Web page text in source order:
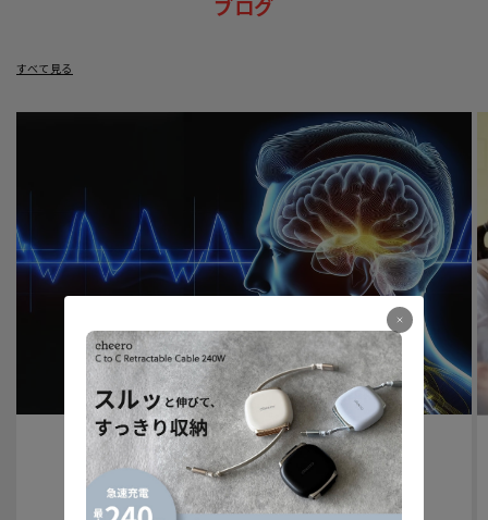
ブログ
すべて見る
認知症予防への取り組みについて